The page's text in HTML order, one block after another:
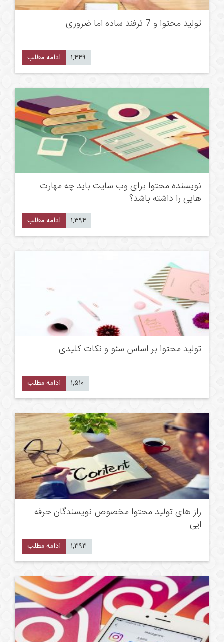
تولید محتوا و 7 ترفند ساده اما ضروری
ادامه مطلب ۱,۴۴۹
نویسنده محتوا برای وب سایت باید چه مهارت
هایی را داشته باشد؟
ادامه مطلب ۱,۳۹۴
تولید محتوا بر اساس سئو و نکات کلیدی
ادامه مطلب ۱,۵۱۰
راز های تولید محتوا مخصوص نویسندگان حرفه
ایی
ادامه مطلب ۱,۳۹۳